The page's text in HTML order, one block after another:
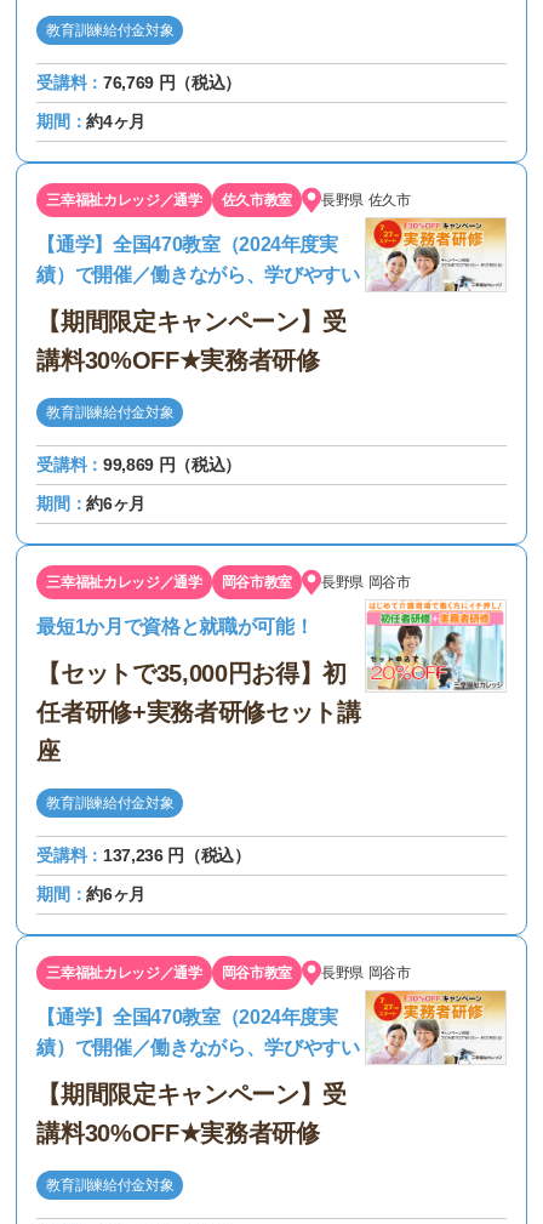
教育訓練給付金対象
受講料：76,769 円（税込）
期間：約4ヶ月
三幸福祉カレッジ／通学 佐久市教室 長野県 佐久市
【通学】全国470教室（2024年度実
績）で開催／働きながら、学びやすい
【期間限定キャンペーン】受
講料30%OFF★実務者研修
教育訓練給付金対象
受講料：99,869 円（税込）
期間：約6ヶ月
三幸福祉カレッジ／通学 岡谷市教室 長野県 岡谷市
最短1か月で資格と就職が可能！
【セットで35,000円お得】初
任者研修+実務者研修セット講
座
教育訓練給付金対象
受講料： 137,236 円（税込）
期間：約6ヶ月
三幸福祉カレッジ／通学 岡谷市教室 長野県 岡谷市
【通学】全国470教室（2024年度実
績）で開催／働きながら、学びやすい
【期間限定キャンペーン】受
講料30%OFF★実務者研修
教育訓練給付金対象